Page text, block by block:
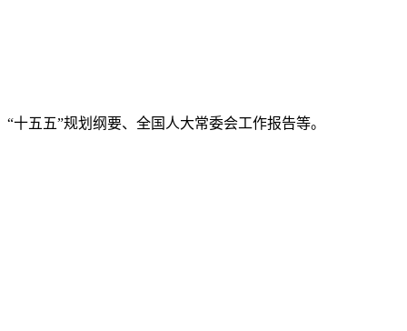
五五”规划纲要、全国人大常委会工作报告等。